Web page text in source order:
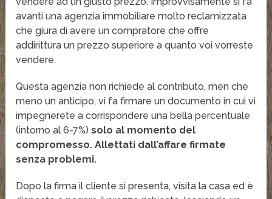
avanti una agenzia immobiliare molto reclamizzata
che giura di avere un compratore che offre
addirittura un prezzo superiore a quanto voi vorreste
vendere.
Questa agenzia non richiede al contributo, men che
meno un anticipo, vi fa firmare un documento in cui vi
impegnerete a corrispondere una bella percentuale
(intorno al 6-7%)solo al momento del
compromesso. Allettati dall’affare firmate
senza problemi.
Dopo la firma il cliente si presenta, visita la casa ed è